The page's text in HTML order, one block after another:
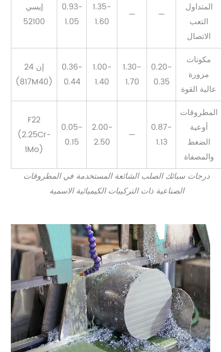
إيسي
52100
0.93-
1.05
1.35-
1.60
— —
المتداول
التعب
الاتصال
إن 24
(817M40)
0.36-
0.44
1.00-
1.40
1.30-
1.70
0.20-
0.35
مكونات
مزورة
عالية القوة
F22
(2.25Cr-
1Mo)
0.05-
0.15
2.00-
2.50
—
0.87-
1.13
المطروقات
أوعية
الضغط
والمصفاة
درجات سبائك الصلب الشائعة المستخدمة في المطروقات
الصناعية ذات التركيبات الكيميائية الاسمية